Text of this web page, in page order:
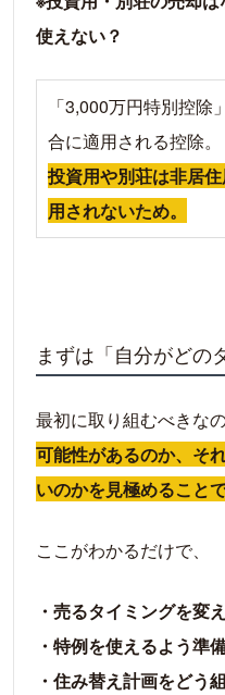
使えない？
「3,000万円特別控
合に適用される控除。
投資用や別荘は非居
用されないため。
まずは「自分がどの
最初に取り組むべきなの
可能性があるのか、そ
いのかを見極めることで
ここがわかるだけで、
・売るタイミングを変
・特例を使えるよう準
・住み替え計画をどう